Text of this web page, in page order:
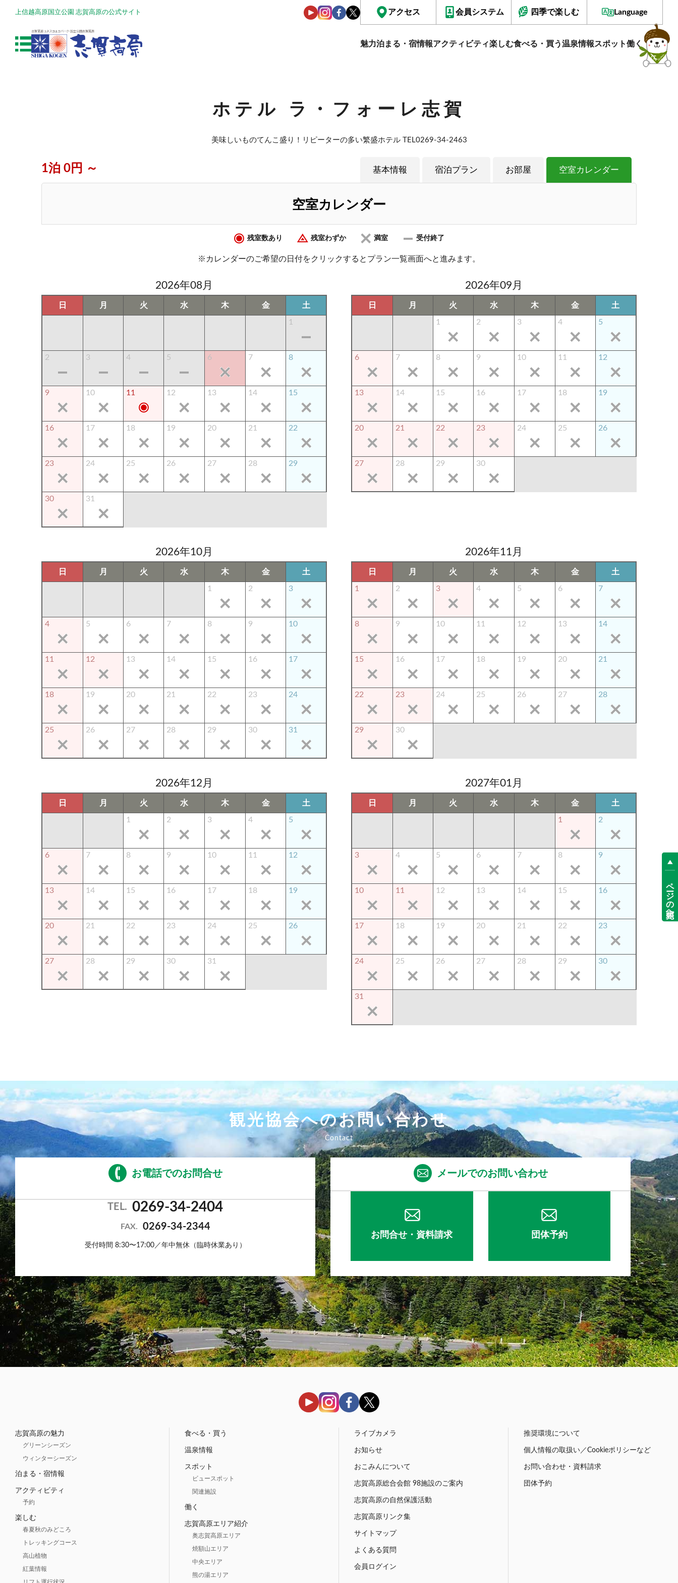
上信越高原国立公園 志賀高原の公式サイト アクセス 会員システム 四季で楽しむ Language
魅力泊まる・宿情報アクティビティ楽しむ食べる・買う温泉情報スポット働く
ホテル ラ・フォーレ志賀
美味しいものてんこ盛り！リピーターの多い繁盛ホテル TEL0269-34-2463
1泊 0円 ～ 基本情報 宿泊プラン お部屋 空室カレンダー
空室カレンダー
残室数あり 残室わずか 満室 受付終了
※カレンダーのご希望の日付をクリックするとプラン一覧画面へと進みます。
2026年08月
日 月 火 水 木 金 土
1
2 3 4 5 6 7 8
9 10 11 12 13 14 15
16 17 18 19 20 21 22
23 24 25 26 27 28 29
30 31
2026年09月
日 月 火 水 木 金 土
1 2 3 4 5
6 7 8 9 10 11 12
13 14 15 16 17 18 19
20 21 22 23 24 25 26
27 28 29 30
2026年10月
日 月 火 水 木 金 土
1 2 3
4 5 6 7 8 9 10
11 12 13 14 15 16 17
18 19 20 21 22 23 24
25 26 27 28 29 30 31
2026年11月
日 月 火 水 木 金 土
1 2 3 4 5 6 7
8 9 10 11 12 13 14
15 16 17 18 19 20 21
22 23 24 25 26 27 28
29 30
2026年12月
日 月 火 水 木 金 土
1 2 3 4 5
6 7 8 9 10 11 12
13 14 15 16 17 18 19
20 21 22 23 24 25 26
27 28 29 30 31
2027年01月
日 月 火 水 木 金 土
1 2
3 4 5 6 7 8 9
10 11 12 13 14 15 16
17 18 19 20 21 22 23
24 25 26 27 28 29 30
31
観光協会へのお問い合わせ
お電話でのお問合せ
TEL. 0269-34-2404
FAX. 0269-34-2344
受付時間 8:30〜17:00／年中無休（臨時休業あり）
メールでのお問い合わせ
お問合せ・資料請求 団体予約
志賀高原の魅力
グリーンシーズン
ウィンターシーズン
泊まる・宿情報
アクティビティ
予約
楽しむ
春夏秋のみどころ
トレッキングコース
高山植物
紅葉情報
食べる・買う
温泉情報
スポット
ビュースポット
関連施設
働く
志賀高原エリア紹介
奥志賀高原エリア
焼額山エリア
中央エリア
熊の湯エリア
ライブカメラ
お知らせ
おこみんについて
志賀高原総合会館 98施設のご案内
志賀高原の自然保護活動
志賀高原リンク集
サイトマップ
よくある質問
会員ログイン
推奨環境について
個人情報の取扱い／Cookieポリシーなど
お問い合わせ・資料請求
団体予約
ページの先頭へ